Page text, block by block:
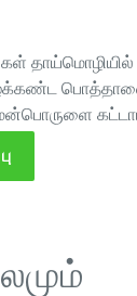
தாய்மொழியில்